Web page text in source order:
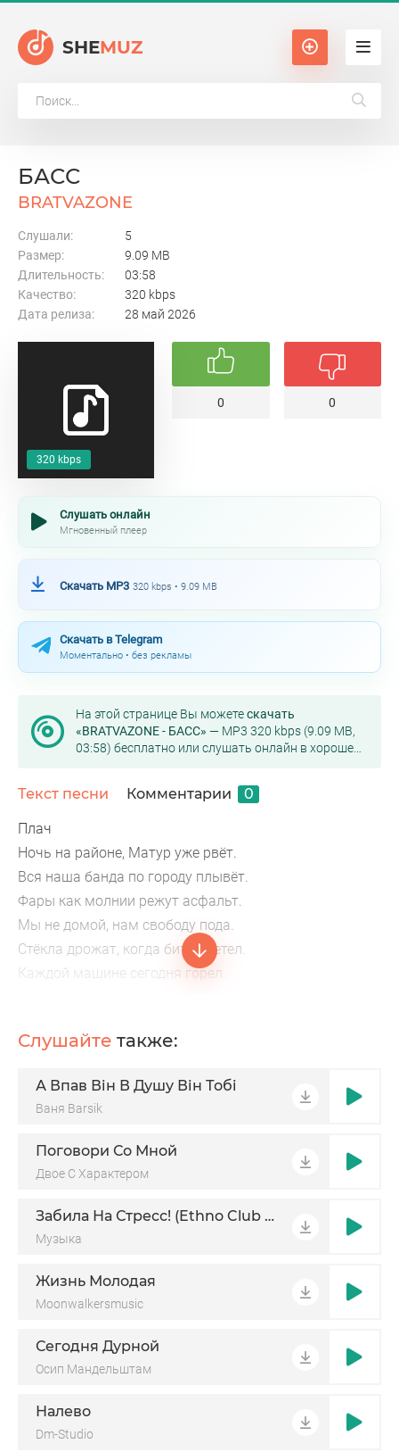
SHEMUZ
320 kbps
БАСС
BRATVAZONE
Слушали:
5
Размер:
9.09 MB
Длительность:
03:58
Качество:
320 kbps
Дата релиза:
28 май 2026
0 0
Слушать онлайн
Мгновенный плеер
Скачать MP3 320 kbps • 9.09 MB
Скачать в Telegram
Моментально • без рекламы
На этой странице Вы можетескачать
«BRATVAZONE - БАСС» — MP3 320 kbps (9.09 MB,
03:58) бесплатно или слушать онлайн в хорошем
Текст песни Комментарии 0
Плач
Ночь на районе, Матур уже рвёт.
Вся наша банда по городу плывёт.
Фары как молнии режут асфальт.
Мы не домой, нам свободу пода.
Стёкла дрожат, когда бит залетел.
Каждой машине сегодня горел.
Бас, бас, груню чаю.
Бас-бас, город качаем,
Мы на свободе, нас не догнает.
Руки на руле, в колонках огонь.
Слушайте также:
А Впав Він В Душу Він Тобі
Ваня Barsik
Поговори Со Мной
Двое С Характером
Забила На Стресс! (Ethno Club Mix)
Музыка
Жизнь Молодая
Moonwalkersmusic
Сегодня Дурной
Осип Мандельштам
Налево
Dm-Studio